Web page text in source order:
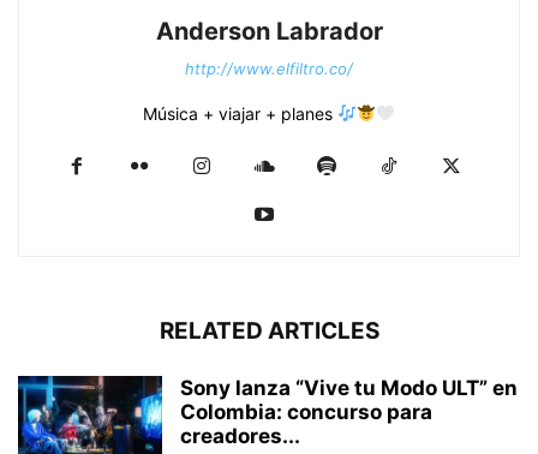
Anderson Labrador
http://www.elfiltro.co/
Música + viajar + planes
RELATED ARTICLES
Sony lanza “Vive tu Modo ULT” en
Colombia: concurso para
creadores...